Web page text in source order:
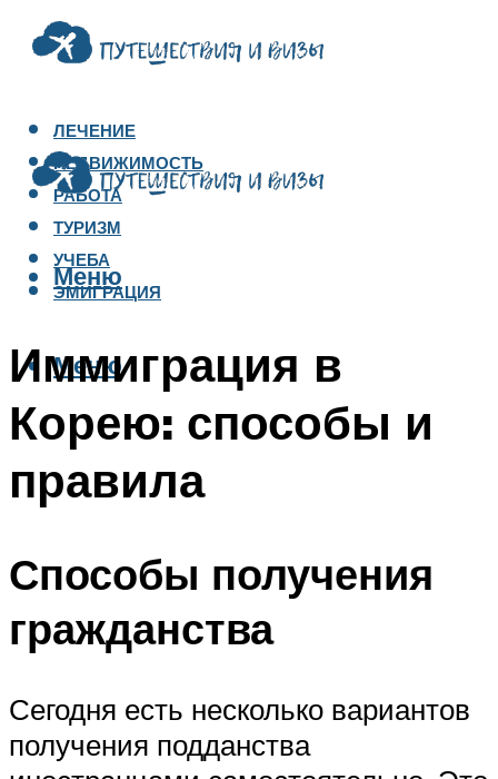
ЛЕЧЕНИЕ
НЕДВИЖИМОСТЬ
РАБОТА
ТУРИЗМ
УЧЕБА
ЭМИГРАЦИЯ
Меню
Меню
Иммиграция в
Корею: способы и
правила
Способы получения
гражданства
Сегодня есть несколько вариантов
получения подданства